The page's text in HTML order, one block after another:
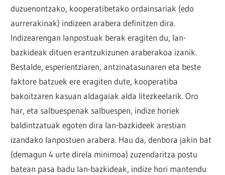
duzuenontzako, kooperatibetako ordainsariak (edo
aurrerakinak) indizeen arabera definitzen dira.
Indizearengan lanpostuak berak eragiten du, lan-
bazkideak dituen erantzukizunen araberakoa izanik.
Bestalde, esperientziaren, antzinatasunaren eta beste
faktore batzuek ere eragiten dute, kooperatiba
bakoitzaren kasuan aldagaiak alda litezkeelarik. Oro
har, eta salbuespenak salbuespen, indize horiek
baldintzatuak egoten dira lan-bazkideek arestian
izandako lanpostuen arabera. Hau da, denbora jakin bat
(demagun 4 urte direla minimoa) zuzendaritza postu
batean pasa badu lan-bazkideak, indize hori mantendu